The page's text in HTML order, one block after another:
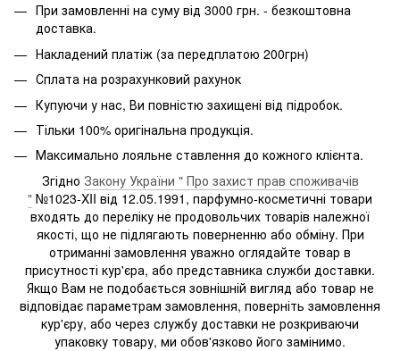
При замовленні на суму від 3000 грн. - безкоштовна
доставка.
Накладений платіж (за передплатою 200грн)
Сплата на розрахунковий рахунок
Купуючи у нас, Ви повністю захищені від підробок.
Тільки 100% оригінальна продукція.
Максимально лояльне ставлення до кожного клієнта.
Згідно Закону України " Про захист прав споживачів
" №1023-XII від 12.05.1991, парфумно-косметичні товари
входять до переліку не продовольчих товарів належної
якості, що не підлягають поверненню або обміну. При
отриманні замовлення уважно оглядайте товар в
присутності кур'єра, або представника служби доставки.
Якщо Вам не подобається зовнішній вигляд або товар не
відповідає параметрам замовлення, поверніть замовлення
кур'єру, або через службу доставки не розкриваючи
упаковку товару, ми обов'язково його замінимо.